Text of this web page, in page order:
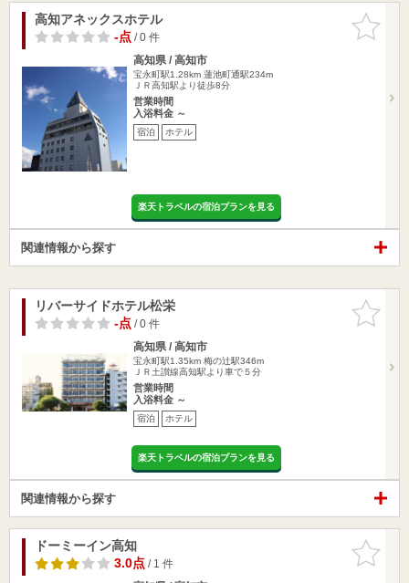
お気に入
りに追加
高知アネックスホテル
-点/ 0 件
高知県 / 高知市
宝永町駅1.28km 蓮池町通駅234m
ＪＲ高知駅より徒歩8分
営業時間
入浴料金 ～
宿泊 ホテル
楽天トラベルの宿泊プランを見る
関連情報から探す
お気に入
りに追加
リバーサイドホテル松栄
-点/ 0 件
高知県 / 高知市
宝永町駅1.35km 梅の辻駅346m
ＪＲ土讃線高知駅より車で５分
営業時間
入浴料金 ～
宿泊 ホテル
楽天トラベルの宿泊プランを見る
関連情報から探す
お気に入
りに追加
ドーミーイン高知
3.0点/ 1 件